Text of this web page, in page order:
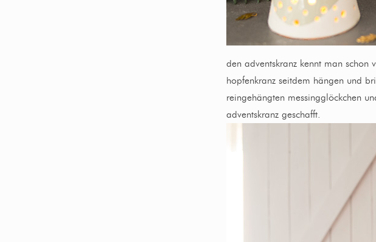
den adventskranz kennt man
hopfenkranz seitdem hängen und
reingehängten messingglöckchen
adventskranz geschafft.